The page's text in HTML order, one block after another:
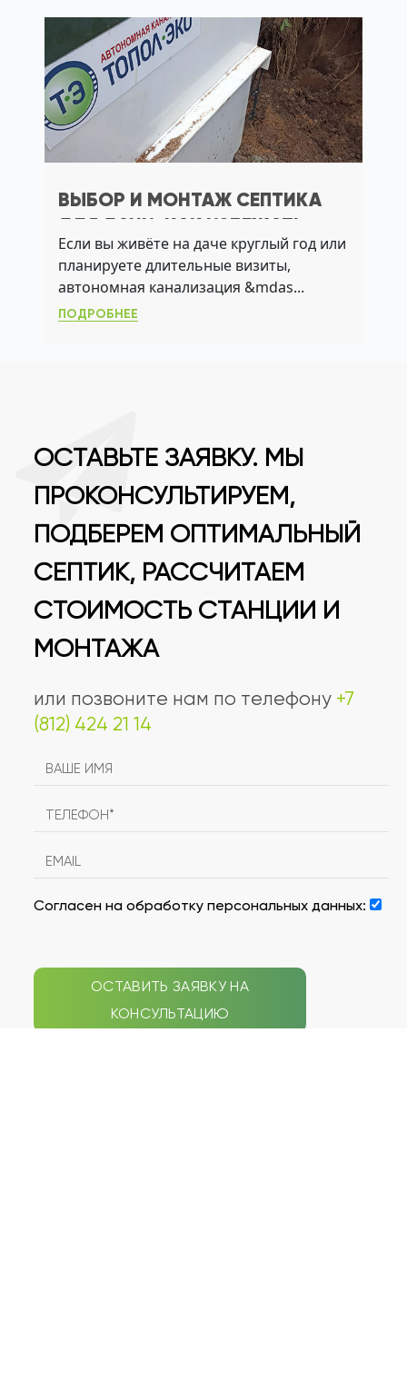
ВЫБОР И МОНТАЖ СЕПТИКА
ДЛЯ ДАЧИ: КАК ИЗБЕЖАТЬ
ЗАПАХА, ПЕРЕПОЛНЕНИЯ И
АВАРИЙ
Если вы живёте на даче круглый год или
планируете длительные визиты,
автономная канализация &mdas...
ПОДРОБНЕЕ
ОСТАВЬТЕ ЗАЯВКУ. МЫ
ПРОКОНСУЛЬТИРУЕМ,
ПОДБЕРЕМ ОПТИМАЛЬНЫЙ
СЕПТИК, РАССЧИТАЕМ
СТОИМОСТЬ СТАНЦИИ И
МОНТАЖА
или позвоните нам по телефону +7
(812) 424 21 14
Согласен на обработку персональных данных:
ОСТАВИТЬ ЗАЯВКУ НА
КОНСУЛЬТАЦИЮ